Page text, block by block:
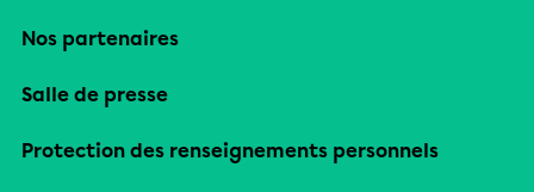
Nos partenaires
Salle de presse
Protection des renseignements personnels